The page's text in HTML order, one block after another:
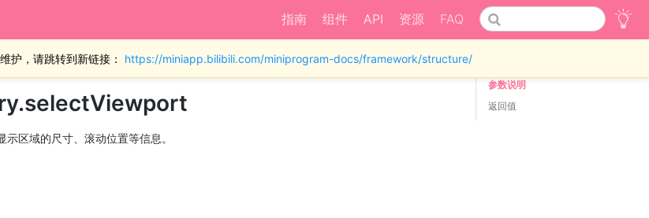
指南 组件 API 资源 FAQ
护，请跳转到新链接： https://miniapp.bilibili.com/miniprogram-docs/framework/structure/
区域的尺寸、滚动位置等信息。
参数说明
返回值